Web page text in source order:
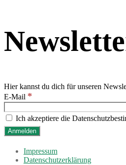
Hier kannst du dich für unseren
E-Mail *
Ich akzeptiere die
Impressum
Datenschutzerklärung